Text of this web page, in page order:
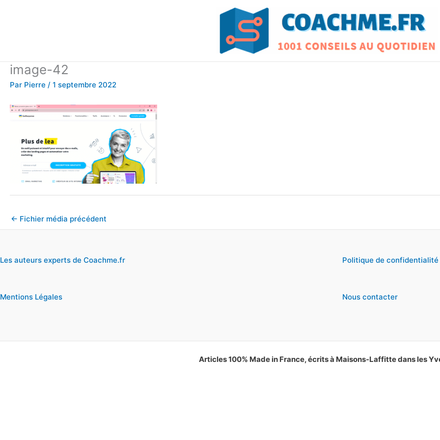
image-42
Par Pierre / 1 septembre 2022
← Fichier média précédent
Les auteurs experts de Coachme.fr
Mentions Légales
Politique de confidentialité
Nous contacter
Articles 100% Made in France, écrits à Maisons-Laffitte dans les